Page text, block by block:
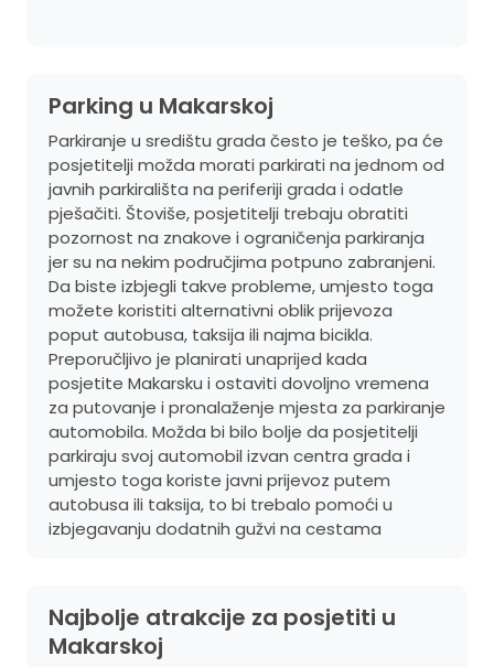
Parking u Makarskoj
Parkiranje u središtu grada često je teško, pa će
posjetitelji možda morati parkirati na jednom od
javnih parkirališta na periferiji grada i odatle
pješačiti. Štoviše, posjetitelji trebaju obratiti
pozornost na znakove i ograničenja parkiranja
jer su na nekim područjima potpuno zabranjeni.
Da biste izbjegli takve probleme, umjesto toga
možete koristiti alternativni oblik prijevoza
poput autobusa, taksija ili najma bicikla.
Preporučljivo je planirati unaprijed kada
posjetite Makarsku i ostaviti dovoljno vremena
za putovanje i pronalaženje mjesta za parkiranje
automobila. Možda bi bilo bolje da posjetitelji
parkiraju svoj automobil izvan centra grada i
umjesto toga koriste javni prijevoz putem
autobusa ili taksija, to bi trebalo pomoći u
izbjegavanju dodatnih gužvi na cestama
Najbolje atrakcije za posjetiti u
Makarskoj